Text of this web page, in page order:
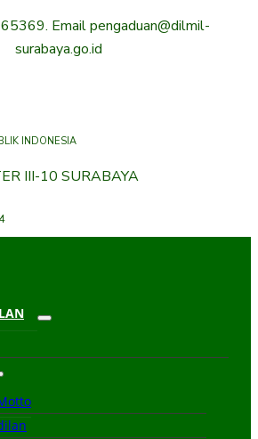
Email pengaduan@dilmil-
surabaya.go.id
INDONESIA
III-10 SURABAYA